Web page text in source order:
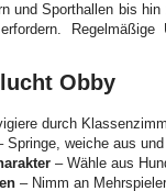
und Sporthallen bis
Obby
durch
Springe, weiche aus
– Wähle aus
– Nimm an